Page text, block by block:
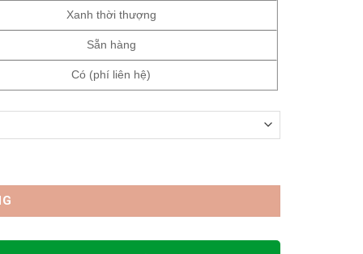
Xanh thời thượng
Sẵn hàng
Có (phí liên hệ)